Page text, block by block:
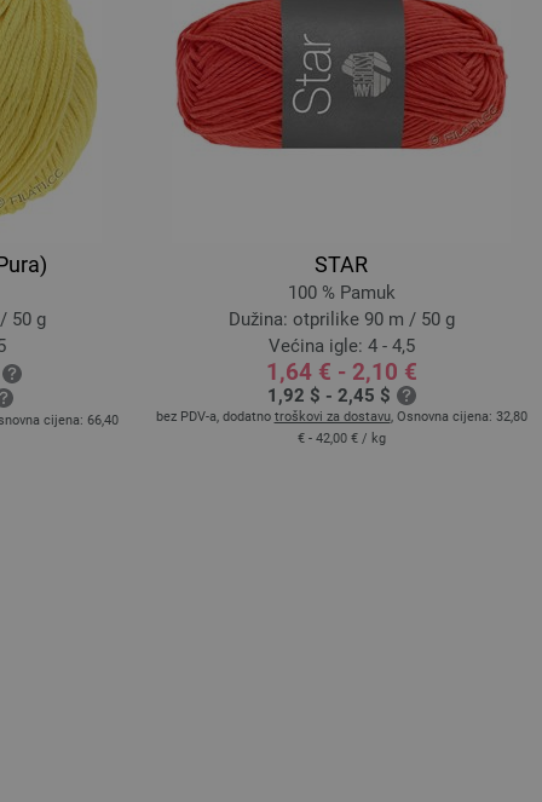
50 g
cijena: 66,40
STAR
100 % Pamuk
Dužina: otprilike 90 m / 50 g
Većina igle: 4 - 4,5
1,64 € - 2,10 €
1,92 $ - 2,45 $
bez PDV-a, dodatno troškovi za dostavu, Osnovna cijena: 32,80
€ - 42,00 € / kg